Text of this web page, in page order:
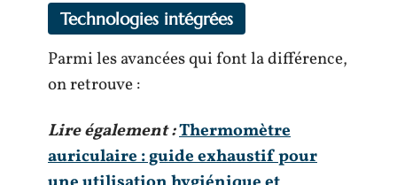
Technologies intégrées
Parmi les avancées qui font la différence,
on retrouve :
Lire également :Thermomètre
auriculaire : guide exhaustif pour